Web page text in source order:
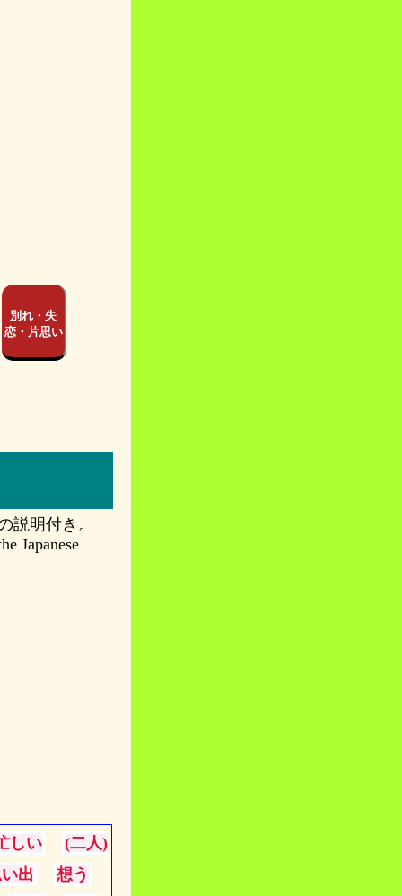
別れ・失
恋・片思い
説明付き。
Japanese
しい
(二人)
出
想う